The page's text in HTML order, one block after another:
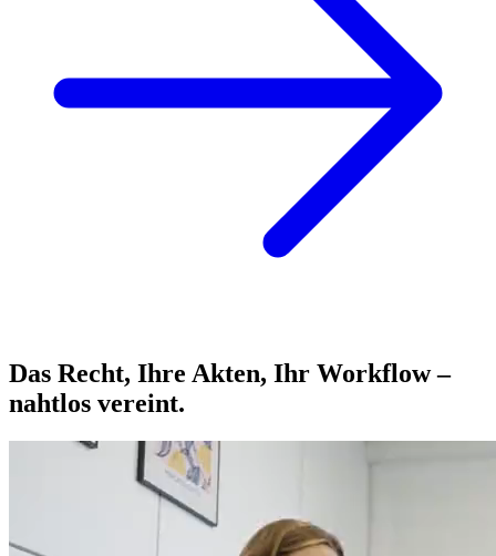
Das Recht, Ihre Akten, Ihr Workflow –
nahtlos vereint.